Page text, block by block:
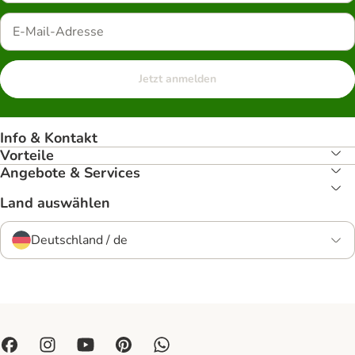
Jetzt anmelden
Info & Kontakt
Vorteile
Angebote & Services
Land auswählen
Deutschland / de